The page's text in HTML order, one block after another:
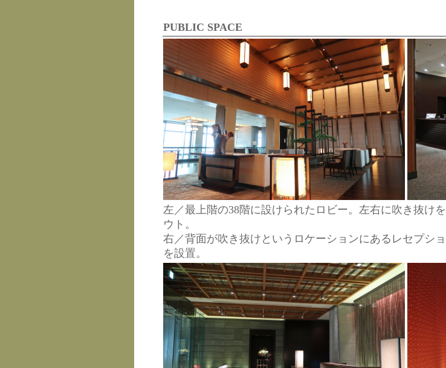
PUBLIC SPACE
左／最上階の38階に設けられたロビー。左右に吹き抜け
ウト。
右／背面が吹き抜けというロケーションにあるレセプシ
を設置。